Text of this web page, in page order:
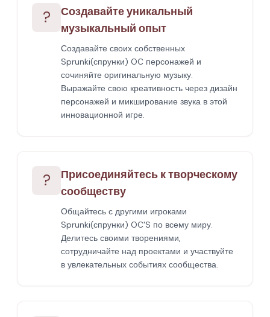
?
Создавайте уникальный
музыкальный опыт
Создавайте своих собственных
Sprunki(спрунки) OC персонажей и
сочиняйте оригинальную музыку.
Выражайте свою креативность через дизайн
персонажей и микширование звука в этой
инновационной игре.
?
Присоединяйтесь к творческому
сообществу
Общайтесь с другими игроками
Sprunki(спрунки) OC'S по всему миру.
Делитесь своими творениями,
сотрудничайте над проектами и участвуйте
в увлекательных событиях сообщества.